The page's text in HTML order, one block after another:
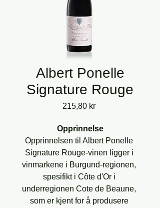
Albert Ponelle
Signature Rouge
215,80 krPris
Opprinnelse
Opprinnelsen til Albert Ponelle
Signature Rouge-vinen ligger i
vinmarkene i Burgund-regionen,
spesifikt i Côte d'Or i
underregionen Cote de Beaune,
som er kjent for å produsere